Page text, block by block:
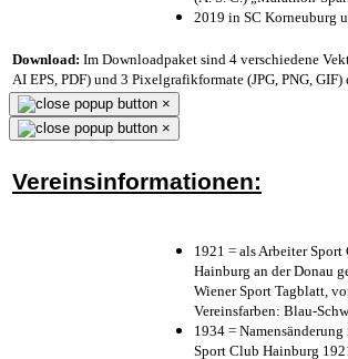
2019 in SC Korneuburg
Download: Im Downloadpaket sind 4 verschiedene
AI EPS, PDF) und 3 Pixelgrafikformate (JPG, PNG, GIF)
×
×
Vereinsinformationen:
1921 = als Arbeiter Sport
Hainburg an der Donau
Wiener Sport Tagblatt,
Vereinsfarben: Blau-
1934 =
Sport Club Hainburg